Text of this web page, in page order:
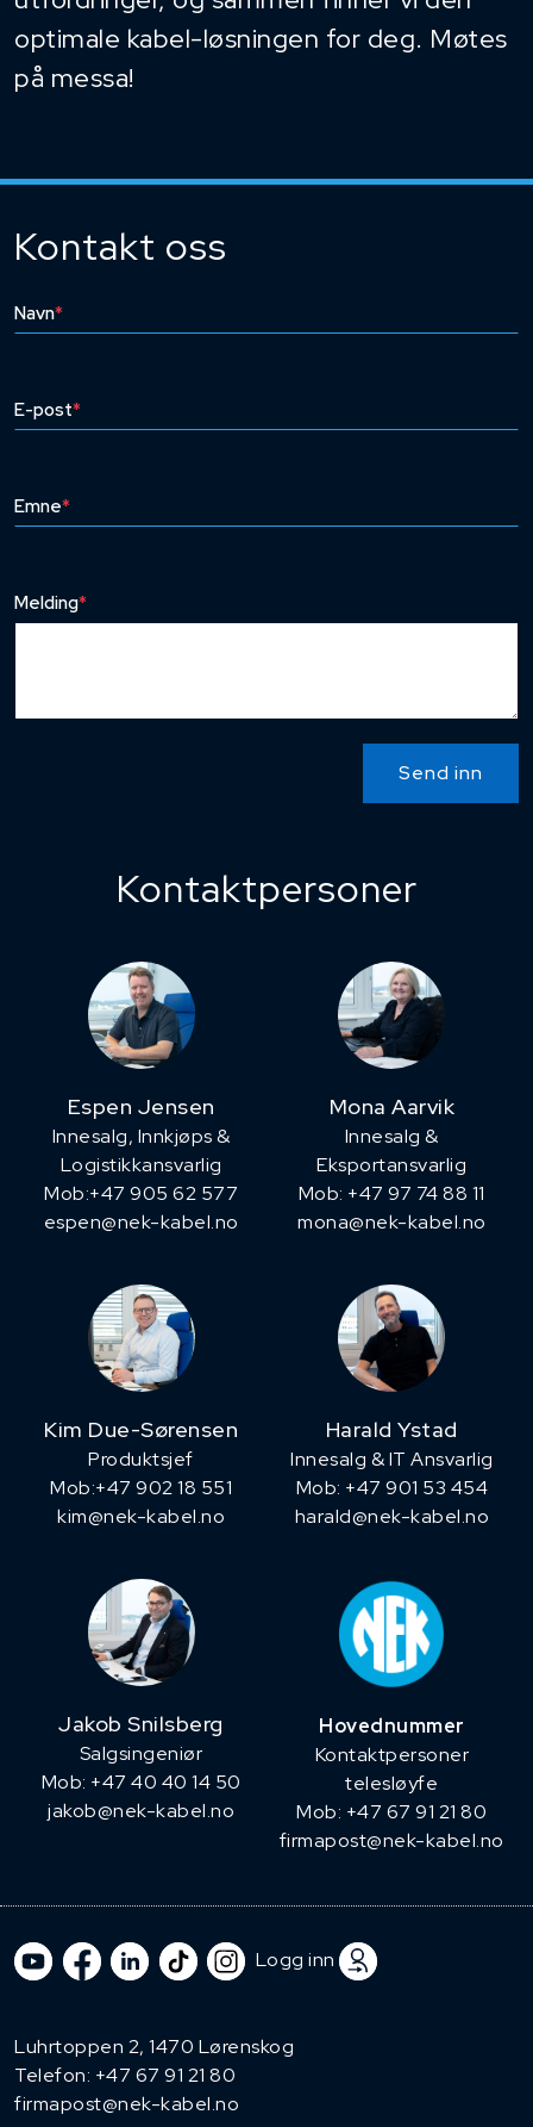
optimale kabel-løsningen for deg. Møtes
på messa!
Kontakt oss
Navn*
E-post*
Emne*
Melding*
Send inn
Kontaktpersoner
Espen Jensen
Innesalg, ​Innkjøps &
Logistikkansvarlig
Mob:+47 905 62 577
espen@nek-kabel.no
Mona Aarvik
Innesalg &
Eksportansvarlig
Mob: +47 97 74 88 11
mona@nek-kabel.no
Kim Due-Sørensen
Produktsjef
​Mob:+47 902 18 551
kim@nek-kabel.no
Harald Ystad
Innesalg & IT Ansvarlig
Mob: +47 901 53 454
harald@nek-kabel.no
Jakob Snilsberg
​Salgsingeniør
Mob: +47 40 40 14 50
jakob@nek-kabel.no
Hovednummer
Kontaktpersoner
telesløyfe
Mob: +47 67 91 21 80
firmapost@nek-kabel.no
Logg inn
Luhrtoppen 2, 1470 Lørenskog
Telefon: +47 67 91 21 80
firmapost@nek-kabel.no